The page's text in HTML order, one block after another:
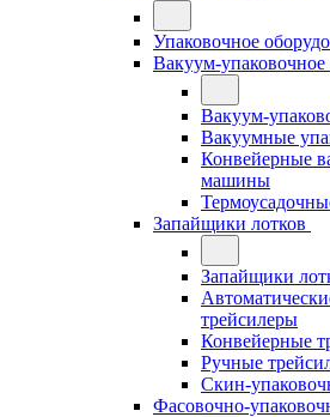
Упаковочное
Вакуум-упаковочное
Вакуум-
Вакуумные
Конвейерные
машины
Запайщики лотков
Запайщики
трейсилеры
Конвейерные
Ручные
Скин-
Фасовочно-